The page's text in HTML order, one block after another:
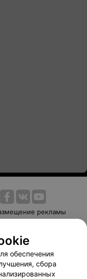
рекламы
Способы оплаты
103.by
обеспечения
сбора